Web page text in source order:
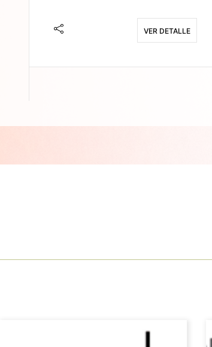
VER DETALLE